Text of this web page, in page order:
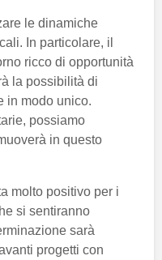
le dinamiche
In particolare, il
ricco di opportunità
la possibilità di
in modo unico.
possiamo
in questo
molto positivo per i
si sentiranno
sarà
progetti con